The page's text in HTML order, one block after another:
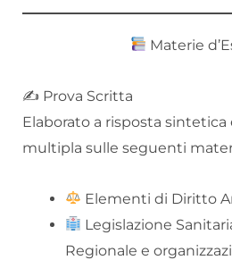
Materie
✍️ Prova Scritta
Elaborato a risposta sintetica
multipla sulle seguenti
Elementi di Diritto
Legislazione
Regionale e